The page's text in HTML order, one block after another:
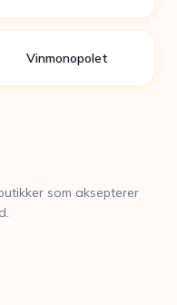
Vinmonopolet
som aksepterer